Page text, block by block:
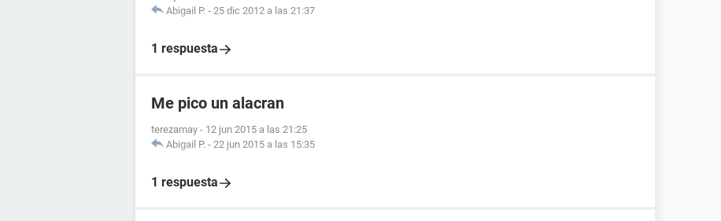
Abigail P. - 25 dic 2012 a las 21:37
1 respuesta
Me pico un alacran
terezamay - 12 jun 2015 a las 21:25
Abigail P. - 22 jun 2015 a las 15:35
1 respuesta